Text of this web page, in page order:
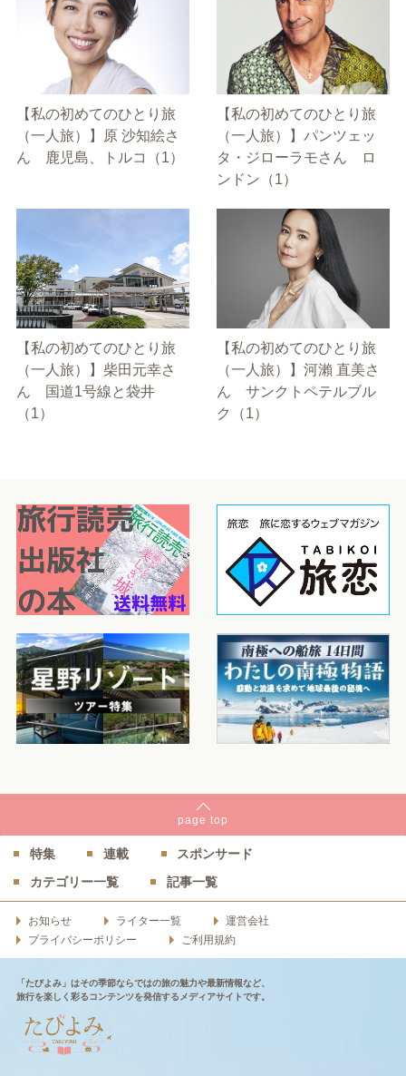
【私の初めてのひとり旅
（一人旅）】原 沙知絵さ
ん 鹿児島、トルコ（1）
【私の初めてのひとり旅
（一人旅）】パンツェッ
タ・ジローラモさん ロ
ンドン（1）
【私の初めてのひとり旅
（一人旅）】柴田元幸さ
ん 国道1号線と袋井
（1）
【私の初めてのひとり旅
（一人旅）】河瀨 直美さ
ん サンクトペテルブル
ク（1）
page top
特集 連載
スポンサード
カテゴリー一覧
記事一覧
お知らせ ライター一覧
運営会社
プライバシーポリシー
ご利用規約
「たびよみ」はその季節ならではの旅の魅力や最新情報など、
旅行を楽しく彩るコンテンツを発信するメディアサイトです。